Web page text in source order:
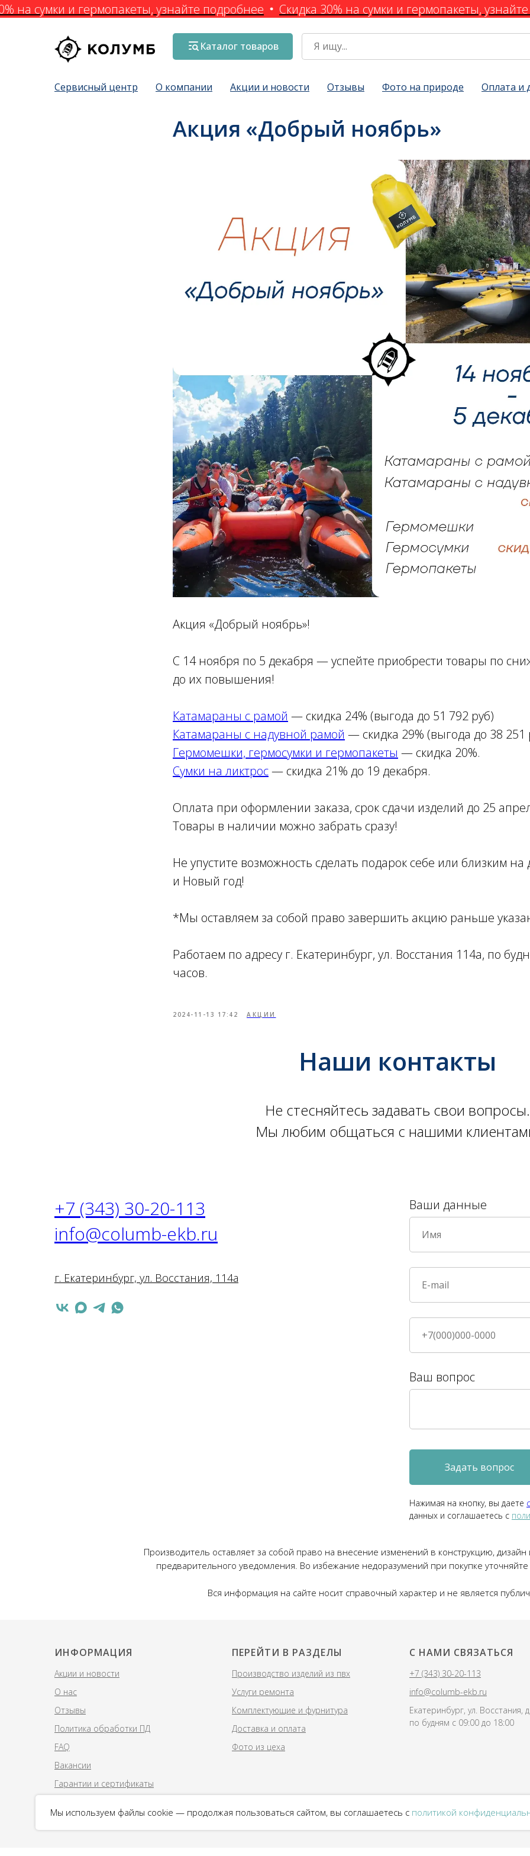
на сумки и гермопакеты, узнайте подробнее Скидка 30% на сумки и гермопакеты, узнайте
Каталог товаров
Сервисный центр О компании Акции и новости Отзывы Фото на природе Оплата и
Мы используем файлы cookie — продолжая пользоваться сайтом, вы соглашаетесь с политикой
Акция «Добрый ноябрь»
Акция «Добрый ноябрь»!
С 14 ноября по 5 декабря — успейте приобрести товары по
до их повышения!
Катамараны с рамой — скидка 24% (выгода до 51 792 руб)
Катамараны с надувной рамой — скидка 29% (выгода до 38 251
Гермомешки, гермосумки и гермопакеты — скидка 20%.
Сумки на ликтрос— скидка 21% до 19 декабря.
Оплата при оформлении заказа, срок сдачи изделий до 25
Товары в наличии можно забрать сразу!
Не упустите возможность сделать подарок себе или близким
и Новый год!
*Мы оставляем за собой право завершить акцию раньше
Работаем по адресу г. Екатеринбург, ул. Восстания 114а, по
часов.
2024-11-13 17:42 АКЦИИ
Наши контакты
Не стесняйтесь задавать свои вопросы.
Мы любим общаться с нашими
+7 (343) 30-20-113
info@columb-ekb.ru
г. Екатеринбург, ул. Восстания, 114а
Ваши данные
Ваш вопрос
Задать вопрос
Нажимая на кнопку, вы даете
данных и соглашаетесь c
Производитель оставляет за собой право на внесение изменений в конструкцию,
предварительного уведомления. Во избежание недоразумений при покупке
Вся информация на сайте носит справочный характер и не является
ИНФОРМАЦИЯ
Акции и новости
О нас
Отзывы
Политика обработки ПД
FAQ
Вакансии
Гарантии и сертификаты
ПЕРЕЙТИ В РАЗДЕЛЫ
Производство изделий из пвх
Услуги ремонта
Комплектующие и фурнитура
Доставка и оплата
Фото из цеха
С НАМИ СВЯЗАТЬСЯ
+7 (343) 30-20-113
info@columb-ekb.ru
Екатеринбург, ул. Восстания,
по будням с 09:00 до 18:00
© 2018 Columb-ekb.ru